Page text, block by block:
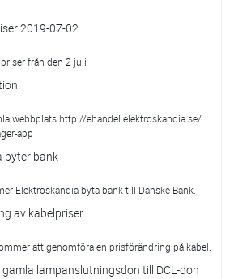
2019-07-02
från den 2 juli
webbplats http://ehandel.elektroskandia.se/
app
byter bank
Elektroskandia byta bank till Danske Bank.
av kabelpriser
att genomföra en prisförändring på kabel.
lampanslutningsdon till DCL-don